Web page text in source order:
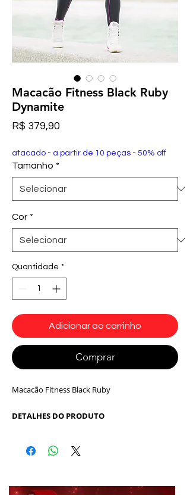
Macacão Fitness Black Ruby
Dynamite
R$ 379,90
atacado - a partir de 10 peças - 50% off
Tamanho *
Cor *
Quantidade *
Adicionar ao carrinho
Comprar
Macacão Fitness Black Ruby
DETALHES DO PRODUTO
valoriza as curvas com detalho de bolsinhos
que não retém suor, detalhes em sirre, ziper